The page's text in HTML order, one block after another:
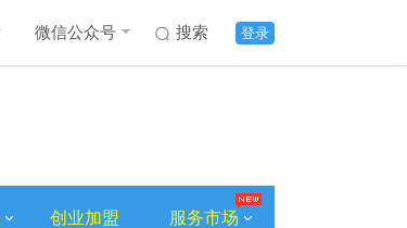
登录
搜索
微信公众号
创业加盟 服务市场